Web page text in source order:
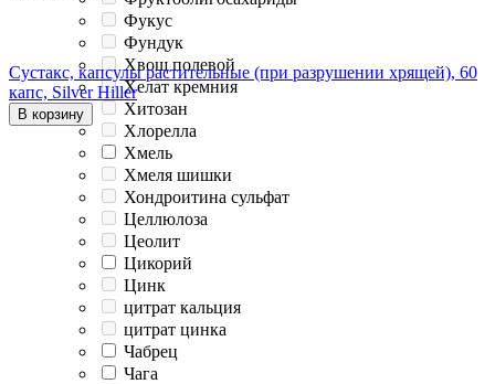
Фукус
Фундук
Хвощ полевой
Хелат кремния
Хитозан
Хлорелла
Хмель
Хмеля шишки
Хондроитина сульфат
Целлюлоза
Цеолит
Цикорий
Цинк
цитрат кальция
цитрат цинка
Чабрец
Чага
Сустакс, капсулы растительные (при разрушении хрящей), 60
капс, Silver Hiller
В корзину